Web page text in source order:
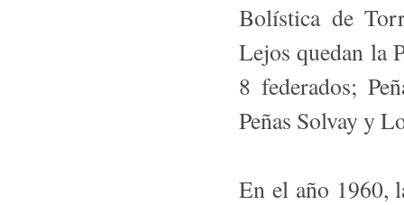
Bolística de
Lejos quedan la
8 federa­dos;
Peñas Solvay y
En el año 1960,